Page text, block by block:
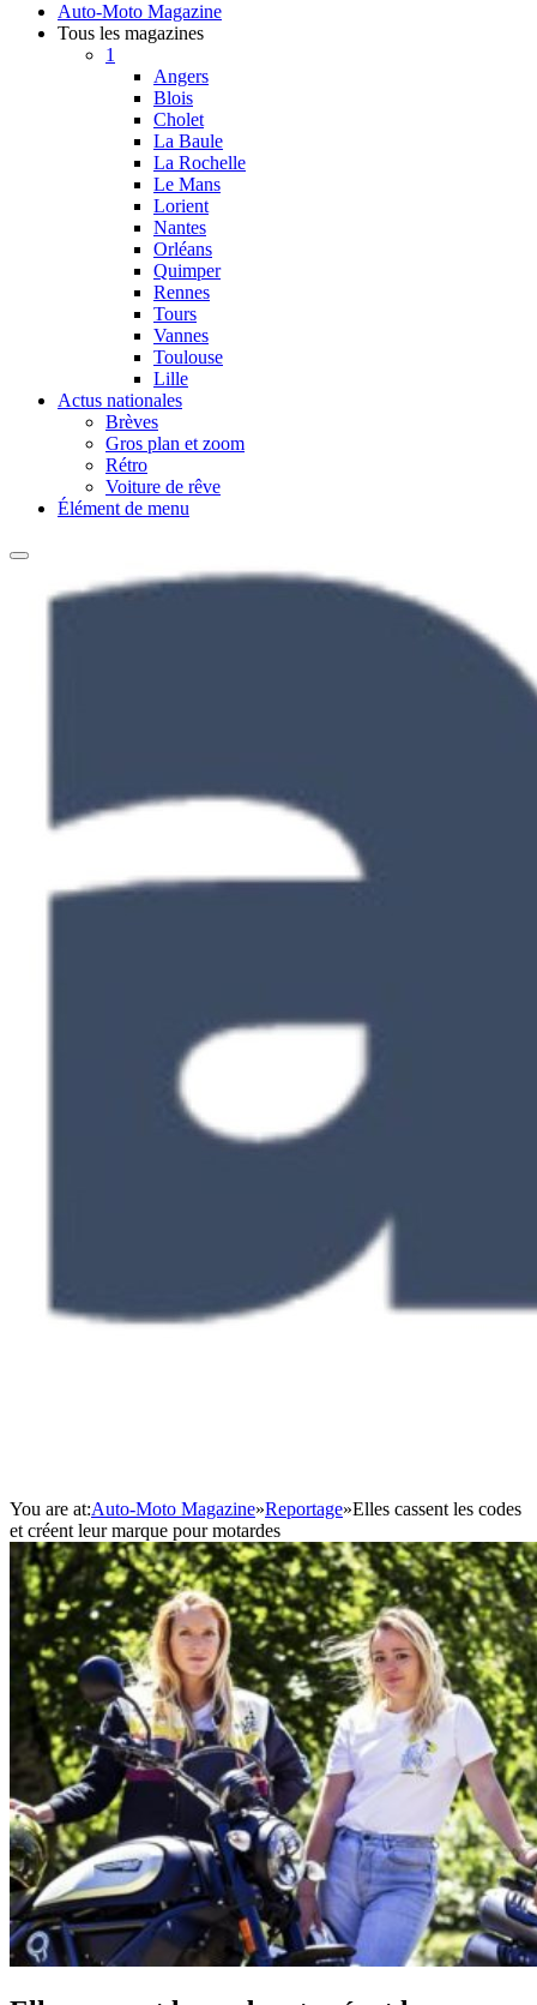
Auto-Moto Magazine
Tous les magazines
1
Angers
Blois
Cholet
La Baule
La Rochelle
Le Mans
Lorient
Nantes
Orléans
Quimper
Rennes
Tours
Vannes
Toulouse
Lille
Actus nationales
Brèves
Gros plan et zoom
Rétro
Voiture de rêve
Élément de menu
You are at:Auto-Moto Magazine»Reportage»Elles cassent les codes
et créent leur marque pour motardes